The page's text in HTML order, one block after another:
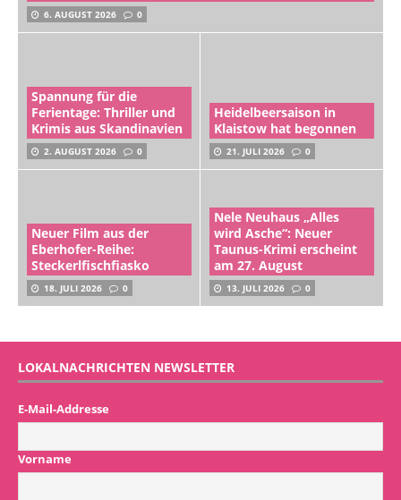
6. AUGUST 2026 0
Spannung für die
Ferientage: Thriller und
Krimis aus Skandinavien
2. AUGUST 2026 0
Heidelbeersaison in
Klaistow hat begonnen
21. JULI 2026 0
Neuer Film aus der
Eberhofer-Reihe:
Steckerlfischfiasko
18. JULI 2026 0
Nele Neuhaus „Alles
wird Asche“: Neuer
Taunus-Krimi erscheint
am 27. August
13. JULI 2026 0
LOKALNACHRICHTEN NEWSLETTER
E-Mail-Addresse
Vorname